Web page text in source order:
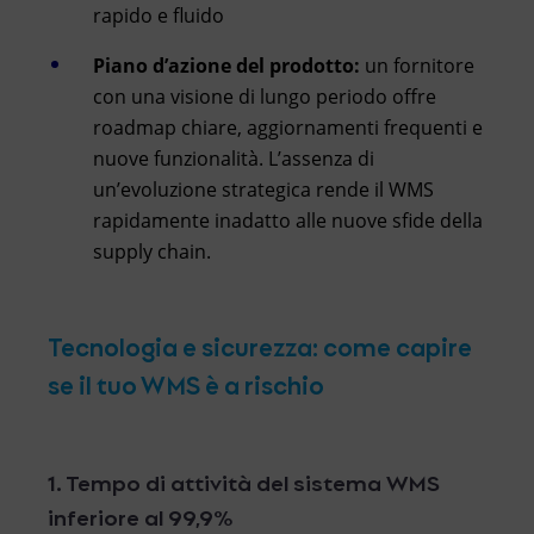
rapido e fluido
Piano d’azione del prodotto: un fornitore
con una visione di lungo periodo offre
roadmap chiare, aggiornamenti frequenti e
nuove funzionalità. L’assenza di
un’evoluzione strategica rende il WMS
rapidamente inadatto alle nuove sfide della
supply chain.
Tecnologia e sicurezza: come capire
se il tuo WMS è a rischio
1. Tempo di attività del sistema WMS
inferiore al 99,9%